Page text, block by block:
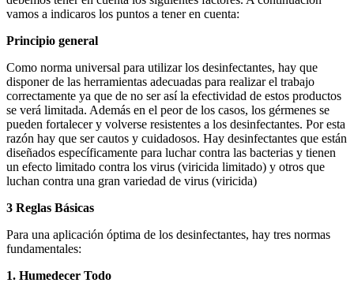
vamos a indicaros los puntos a tener en cuenta:
Principio general
Como norma universal para utilizar los desinfectantes, hay que
disponer de las herramientas adecuadas para realizar el trabajo
correctamente ya que de no ser así la efectividad de estos productos
se verá limitada. Además en el peor de los casos, los gérmenes se
pueden fortalecer y volverse resistentes a los desinfectantes. Por esta
razón hay que ser cautos y cuidadosos. Hay desinfectantes que están
diseñados específicamente para luchar contra las bacterias y tienen
un efecto limitado contra los virus (viricida limitado) y otros que
luchan contra una gran variedad de virus (viricida)
3 Reglas Básicas
Para una aplicación óptima de los desinfectantes, hay tres normas
fundamentales:
1. Humedecer Todo